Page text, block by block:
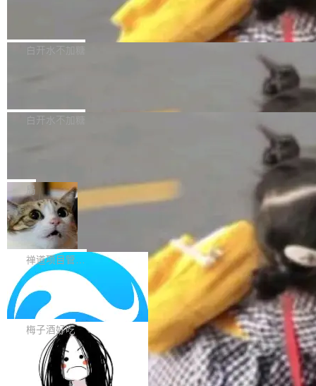
wen3.8 的 API 服务：国内每百万 Tok...
组成：H3-Context-IR 负责多模态指令理解和编
排（闭源，提供 API）；H3-Base 是核心生成模
型，33B 参数，负责 768p 音视频生成（开
模型 API 调用服务和模型文件。 DeepSeek-V4-
Flash-0731 经过大量后训练工作，智能体能力
大幅增强，指令遵循能力大幅增强。在多项基准
模型 API 调用服务，用户无需繁琐环境配置，一
Docker 29.7.1 现已发布，具体更新内容如下：
Bug fixes and enhancements 修复了一个回归
绝遍历绝对符号链接的容器路径，例如/var/run -
更新说明：https://github.com/moby/...
白开水不加糖
计语言和 React 组件库。Ant Design 6.5.3 现
ut.OTP 的 mask 为 true 时仍显示原始值的问
题。#58805 修复 Input.TextArea 调整大小手柄
在触摸设备上显示为小圆点的问题。#58812 Ty
pography 优化 Typography 省略提示在大列表
中的渲染性能。#58806 修复 Typography...
白开水不加糖
比它便宜的。 Artificial Analysis 更新了 DeepS
eek V4 Flash 0731 的完整评测。一张 Intellige
nce Index vs Cost per Task 的散点图上，13
个模型排成一列，V4 Flash 贴着底部：$0.03
一次任务。 V4 Flash 的 Intelligence Index 得
分 50，在 101 个模型中排第 3。排在它前面
的：Claude Opus 5（61 分）、Claude Fable
5（60 分）、GPT-5.6 Sol（59 分）、Kimi K3
（57 分）、Grok 4...
局
禅道开源版 22.4 发布，内置 DevOps4.
0 正式版，提供从代码提交到交付的全
生命周期的管理能力
大家好， 禅道开源版22.4发布啦！本次发布我们
带来了DevOps4.0系列的首个正式版本。 DevO
ps4.0内置与禅道DevOps专业版同源的代码管理
核心，依托于全自研的GitFox代码托管引擎，我
们提供了从代码提交到交付的全生命周期的管理
能力。同时，我们 对禅道DevOps现有底层代码
进行了革命性的重构，为后续AI辅助编程、智能
代码评审及自动化运维的全面落地夯实了“一体
化”的基座。 新版本将为用户带来更好的使用体
Solon 的 10 种 HTTP 服务器：改一行
依赖，换一个引擎
用 Solon 做线上项目有一阵子了，有个点总让新
接触的人觉得意外：服务器引擎是让你选的。 S
olon 内核约 0.3MB，不内置固定的 HTTP 服务
器。HTTP 引擎是一个独立插件。你选一个，或
者选两个，不同环境之间切换，一行应用代码都
梅子酒好吃
BootstrapBlazor v10.9.0 已经发布，B
ootstrap 样式的 Blazor UI 组件库
BootstrapBlazor v10.9.0 已经发布，Bootstrap